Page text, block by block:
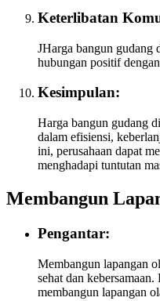
Keterlibatan
JHarga bangun gudang
hubungan positif
Kesimpulan:
Harga bangun gudang
dalam efisiensi,
ini, perusahaan dapat
menghadapi tuntutan
Membangun
Pengantar:
Membangun lapangan
sehat dan
membangun lapangan